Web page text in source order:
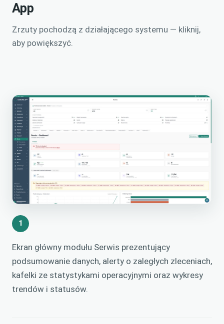
App
Zrzuty pochodzą z działającego systemu — kliknij,
aby powiększyć.
1
Ekran główny modułu Serwis prezentujący
podsumowanie danych, alerty o zaległych zleceniach,
kafelki ze statystykami operacyjnymi oraz wykresy
trendów i statusów.